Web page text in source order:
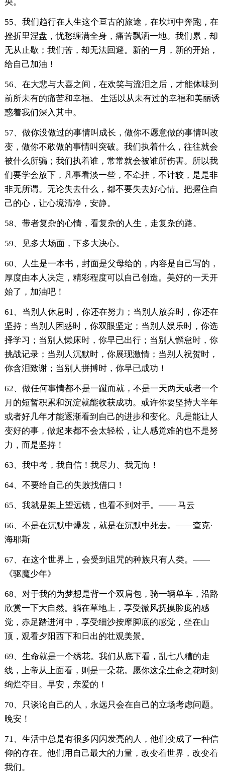
55、我们趋行在人生这个亘古的旅途，在坎坷中奔跑，在
挫折里涅盘，忧愁缠满全身，痛苦飘洒一地。我们累，却
无从止歇；我们苦，却无法回避。新的一月，新的开始，
给自己加油！
56、在大悲与大喜之间，在欢笑与流泪之后，才能体味到
前所未有的痛苦和幸福。 生活以从未有过的幸福和美丽诱
惑着我们深入其中。
57、做你没做过的事情叫成长，做你不愿意做的事情叫改
变，做你不敢做的事情叫突破。我们执着什么，往往就会
被什么所骗；我们执着谁，常常就会被谁所伤害。所以我
们要学会放下，凡事看淡一些，不牵挂，不计较，是是非
非无所谓。无论失去什么，都不要失去好心情。把握住自
己的心，让心境清净，安静。
58、带者复杂的心情，看复杂的人生，走复杂的路。
59、见多大场面，下多大决心。
60、人生是一本书，封面是父母给的，内容是自己写的，
厚度由本人决定，精彩程度可以自己创造。美好的一天开
始了，加油吧！
61、当别人休息时，你还在努力；当别人放弃时，你还在
坚持；当别人困惑时，你双眼坚定；当别人娱乐时，你选
择学习；当别人懒床时，你早已出行；当别人懈怠时，你
挑战记录；当别人沉默时，你展现激情；当别人祝贺时，
你含泪致谢；当别人拼搏时，你早已成功！
62、做任何事情都不是一蹴而就，不是一天两天或者一个
月的短暂积累和沉淀就能收获成功。或许你要坚持大半年
或者好几年才能逐渐看到自己的进步和变化。凡是能让人
变好的事，做起来都不会太轻松，让人感觉难的也不是努
力，而是坚持！
63、我中考，我自信！我尽力、我无悔！
64、不要给自己的失败找借口！
65、我就是架上望远镜，也看不到对手。—— 马云
66、不是在沉默中爆发，就是在沉默中死去。——查克·
海耶斯
67、在这个世界上，会受到诅咒的种族只有人类。——
《驱魔少年》
68、对于我的为梦想是背一个双肩包，骑一辆单车，沿路
欣赏一下大自然。躺在草地上，享受微风抚摸脸庞的感
觉，赤足踏进河中，享受细沙按摩脚底的感觉，坐在山
顶，观看夕阳西下和日出的壮观美景。
69、生命就是一个绣花。我们从底下看，乱七八糟的走
线，上帝从上面看，则是一朵花。愿你这朵生命之花时刻
绚烂夺目。早安，亲爱的！
70、只谈论自己的人，永远只会在自己的立场考虑问题。
晚安！
71、生活中总是有很多闪闪发亮的人，他们变成了一种信
仰的存在。他们用自己最大的力量，改变着世界，改变着
我们。